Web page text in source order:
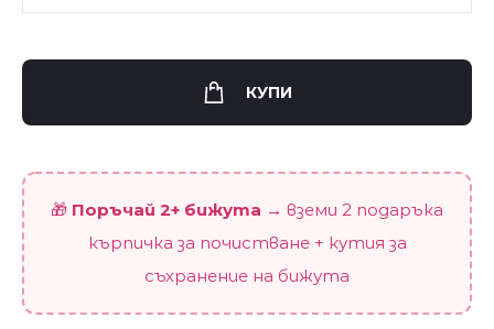
гривна
Print
quantity
КУПИ
🎁 Поръчай 2+ бижута → вземи 2 подаръка
кърпичка за почистване + кутия за
съхранение на бижута